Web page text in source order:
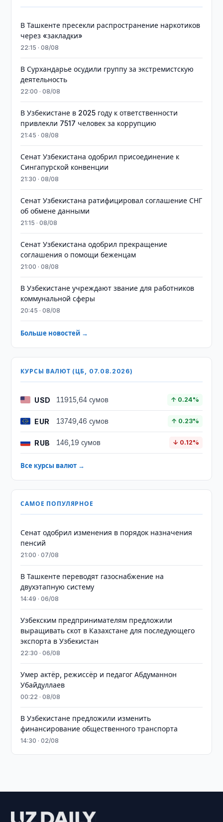
В Ташкенте пресекли распространение наркотиков
через «закладки»
22:15 · 08/08
В Сурхандарье осудили группу за экстремистскую
деятельность
22:00 · 08/08
В Узбекистане в 2025 году к ответственности
привлекли 7517 человек за коррупцию
21:45 · 08/08
Сенат Узбекистана одобрил присоединение к
Сингапурской конвенции
21:30 · 08/08
Сенат Узбекистана ратифицировал соглашение СНГ
об обмене данными
21:15 · 08/08
Сенат Узбекистана одобрил прекращение
соглашения о помощи беженцам
21:00 · 08/08
В Узбекистане учреждают звание для работников
коммунальной сферы
20:45 · 08/08
Больше новостей →
КУРСЫ ВАЛЮТ (ЦБ, 07.08.2026)
USD 11915,64 сумов ↑ 0.24%
EUR 13749,46 сумов ↑ 0.23%
RUB 146,19 сумов ↓ 0.12%
Все курсы валют →
САМОЕ ПОПУЛЯРНОЕ
Сенат одобрил изменения в порядок назначения
пенсий
21:00 · 07/08
В Ташкенте переводят газоснабжение на
двухэтапную систему
14:49 · 06/08
Узбекским предпринимателям предложили
выращивать скот в Казахстане для последующего
экспорта в Узбекистан
22:30 · 06/08
Умер актёр, режиссёр и педагог Абдуманнон
Убайдуллаев
00:22 · 08/08
В Узбекистане предложили изменить
финансирование общественного транспорта
14:30 · 02/08